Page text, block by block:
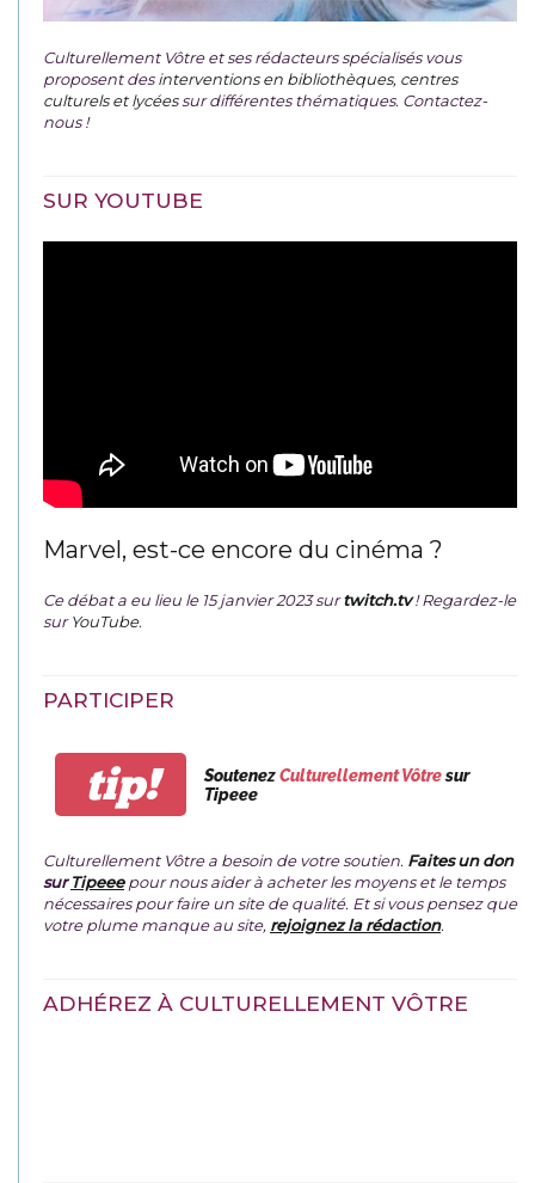
Culturellement Vôtre et ses rédacteurs spécialisés vous
proposent desinterventions en bibliothèques, centres
culturels et lycéessur différentes thématiques. Contactez-
nous !
SUR YOUTUBE
Marvel, est-ce encore du cinéma ?
Ce débat a eu lieu le 15 janvier 2023 surtwitch.tv ! Regardez-le
surYouTube.
PARTICIPER
tip! SoutenezCulturellement Vôtresur
Tipeee
Culturellement Vôtre a besoin de votre soutien. Faites un don
surTipeeepour nous aider à acheter les moyens et le temps
nécessaires pour faire un site de qualité. Et si vous pensez que
votre plume manque au site, rejoignez la rédaction.
ADHÉREZ À CULTURELLEMENT VÔTRE